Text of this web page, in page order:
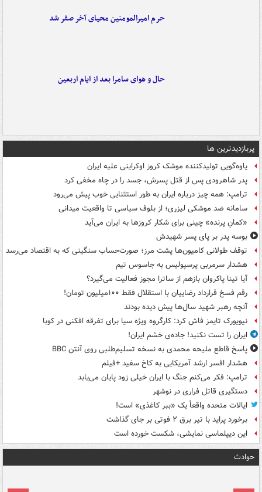
حرم امیرالمومنین محیای آخر صفر شد
حال و هوای سامرا بعد از ایام اربعین
پربازدیدترین ها
یاوه‌گویی تولیدکننده موشک کروز اوکراینی علیه ایران
پدر شاهرودی پس از قتل پسرش، جسد را در چاه مخفی کرد
ترامپ: همه چیز درباره ایران به طور استثنایی خوب پیش می‌رود
سامانه ضد موشکی لیزری؛ از بلوف سیاسی تا واقعیت میدانی
«کمانِ پرنده» چینی برای شکار کروزها به ایران می‌آید
بوسه‌ پدر بر پای پسر شهیدش
توقف طولانی کامیون‌ها پشت مرز؛ صورت‌حساب سنگینی که به اقتصاد می‌رسد
هشدار سرمربی پرسپولیس به جاسوس تیم
آیا تینا پاکروان بازهم از ساترا مجوز فعالیت می‌گیرد؟
رقم فسخ قرارداد رضاییان با استقلال فقط ۱۰۰میلیون تومان!
آنچه رهبر شهید سال‌ها پیش دیده بودند
نیویورک تایمز فاش کرد: کارگروه ویژه سیا برای تفرقه افکنی در کوبا
ایران را تست نکنید! جاده‌ی خشم ایران!
پاسخ قاطع ملیحه محمدی به نسخه تسلیم‌طلبی روی آنتن BBC
هشدار افسر ارشد آمریکایی به کاخ سفید +فیلم
ترامپ: فکر می‌کنم جنگ با ایران خیلی زود پایان می‌یابد
دستگیری قاتل فراری در نوشهر
ایالات متحده واقعاً یک «ببر کاغذی» است!
برخورد پراید با تیر برق ۲ فوتی بر جای گذاشت
این دیپلماسی نمایشی، شکست خورده است
حوادث